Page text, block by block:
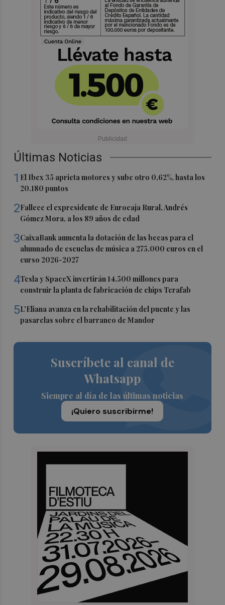
Últimas Noticias
1 El Ibex 35 aprieta motores y sube otro 0,62%, hasta los
20.180 puntos
2Fallece el expresidente de Eurocaja Rural, Andrés
Gómez Mora, a los 89 años de edad
3CaixaBank aumenta la dotación de las becas para el
alumnado de escuelas de música a 275.000 euros en el
curso 2026-2027
4Tesla y SpaceX invertirán 14.500 millones para
construir la planta de fabricación de chips Terafab
5L'Eliana avanza en la rehabilitación del puente y las
pasarelas sobre el barranco de Mandor
Suscríbete al canal de
Whatsapp
Siempre al día de las últimas noticias
¡Quiero suscribirme!